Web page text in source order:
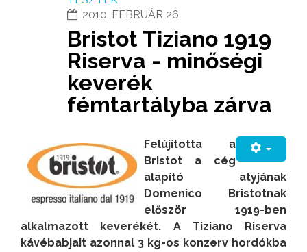
2010. FEBRUÁR 26.
Bristot Tiziano 1919
Riserva - minőségi
keverék
fémtartályba zárva
Felújította a
Bristot a cég
alapító atyjának
Domenico Bristotnak
először 1919-ben
alkalmazott keverékét. A Tiziano Riserva
kávébabjait azonnal 3 kg-os konzerv hordókba